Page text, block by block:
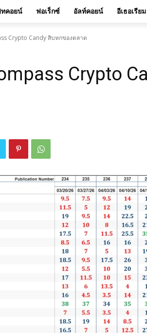
คอยน์ ฟอเร็กซ์ อัลท์คอยน์ อีเธอเรียม
Crypto Candy สิบหกของตลาด
Crypto